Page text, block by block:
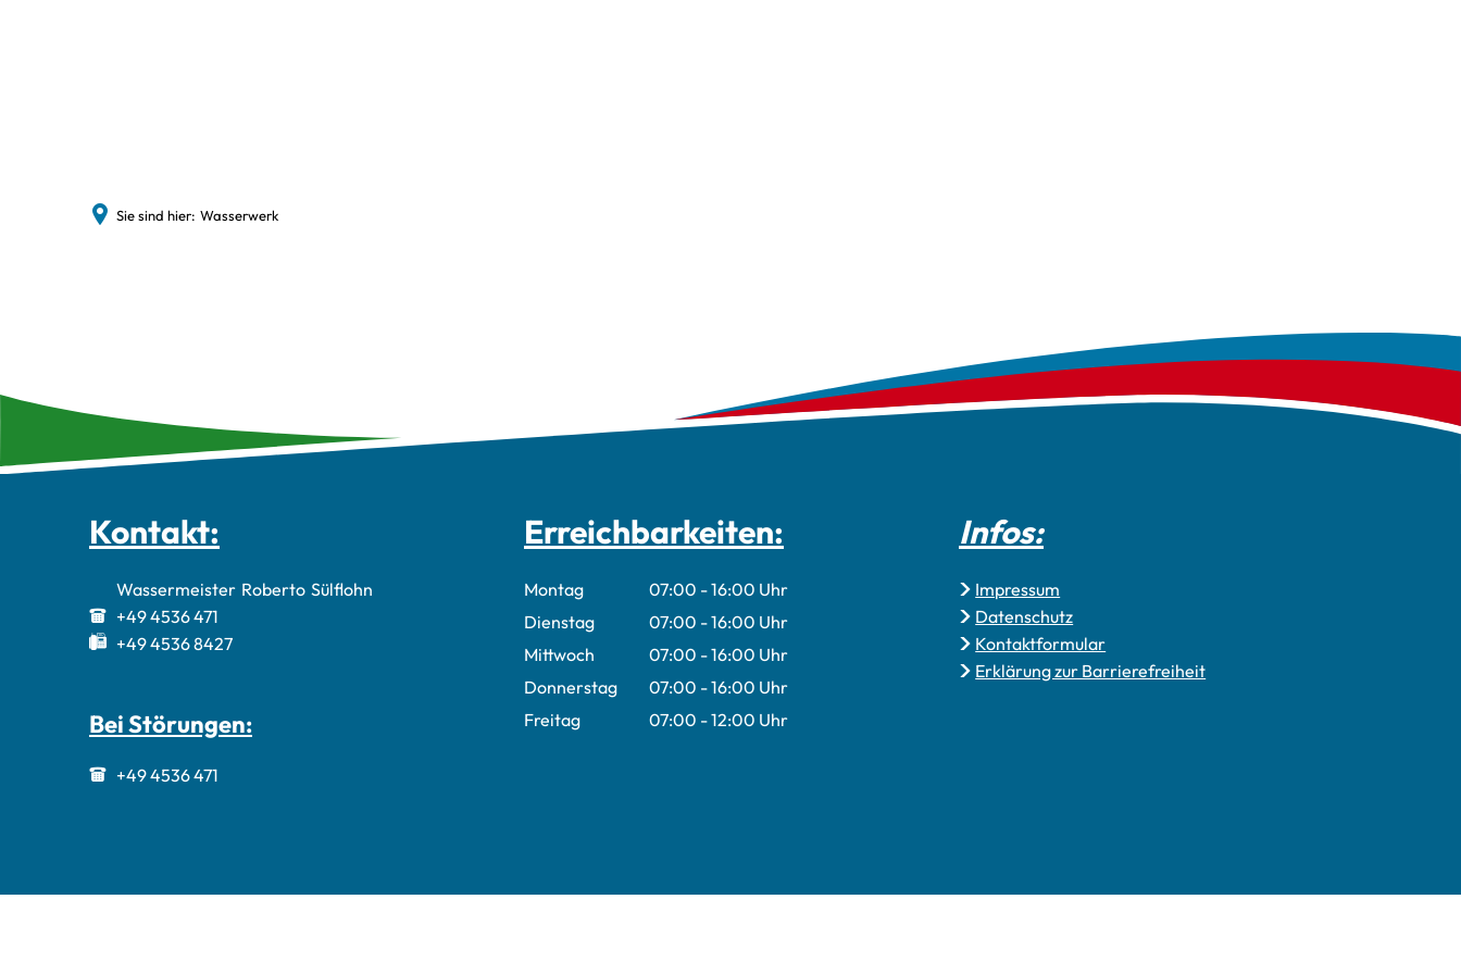
Feedback-Formular
Sie sind hier: Wasserwerk
Kontakt:
Wassermeister Roberto Sülflohn
Wassermeister Roberto Sülflohn
+49 4536 471
+49 4536 8427
Bei Störungen:
+49 4536 471
Erreichbarkeiten:
Montag 07:00 -16:00 Uhr
Von 07:00 bis 16:00 Uhr
Dienstag 07:00 -16:00 Uhr
Von 07:00 bis 16:00 Uhr
Mittwoch 07:00 -16:00 Uhr
Von 07:00 bis 16:00 Uhr
Donnerstag 07:00 -16:00 Uhr
Von 07:00 bis 16:00 Uhr
Freitag 07:00 -12:00 Uhr
Infos:
Impressum
Datenschutz
Kontaktformular
Erklärung zur Barrierefreiheit